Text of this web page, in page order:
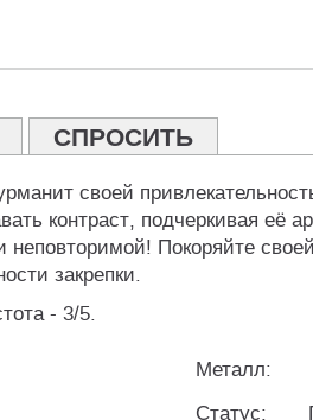
СПРОСИТЬ
своей
контраст, подчеркивая её
Покоряйте
закрепки.
- 3/5.
Металл:
Статус: